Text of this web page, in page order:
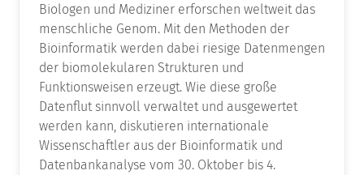
Biologen und Mediziner erforschen weltweit das
menschliche Genom. Mit den Methoden der
Bioinformatik werden dabei riesige Datenmengen
der biomolekularen Strukturen und
Funktionsweisen erzeugt. Wie diese große
Datenflut sinnvoll verwaltet und ausgewertet
werden kann, diskutieren internationale
Wissenschaftler aus der Bioinformatik und
Datenbankanalyse vom 30. Oktober bis 4.